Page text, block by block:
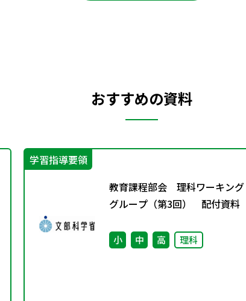
おすすめの資料
学習指導要領
教育課程部会 理科ワーキング
グループ（第3回） 配付資料
小 中 高 理科